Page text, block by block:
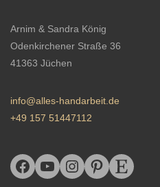
Arnim & Sandra König
Odenkirchener Straße 36
41363 Jüchen
info@alles-handarbeit.de
+49 157 51447112